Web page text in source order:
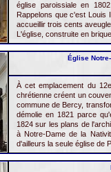
église paroissiale en
Rappelons que c'est Louis
accueillir trois cents
L'église, construite en
Église
À cet emplacement du
chrétienne créent un
commune de Bercy,
démolie en 1821 parce
1824 sur les plans de
à Notre-Dame de la
d'ailleurs la seule église de